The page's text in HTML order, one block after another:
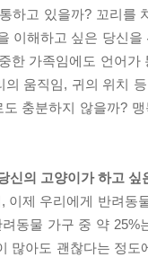
하고 있을까? 꼬리를
이해하고 싶은 당신
한 가족임에도 언어
움직임, 귀의 위치
충분하지 않을까?
신의 고양이가 하고 싶
이제 우리에게 반려
동물 가구 중 약
많아도 괜찮다는 정